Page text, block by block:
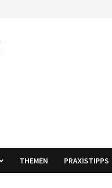
THEMEN PRAXISTIPPS